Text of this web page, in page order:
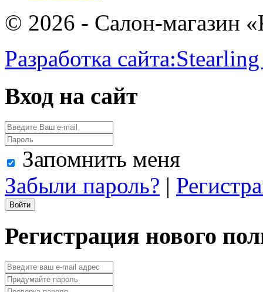
© 2026 - Салон-магазин
Разработка сайта:
Вход на сайт
Запомнить меня
Забыли пароль? |
Регистрация нового